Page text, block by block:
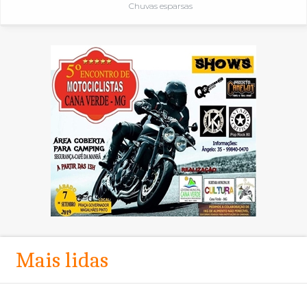
Chuvas esparsas
Mais lidas